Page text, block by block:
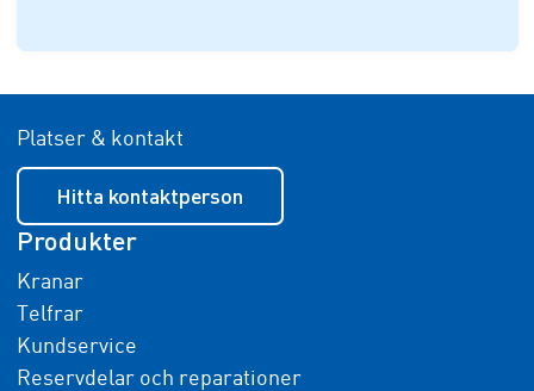
Platser & kontakt
Hitta kontaktperson
Produkter
Kranar
Telfrar
Kundservice
Reservdelar och reparationer